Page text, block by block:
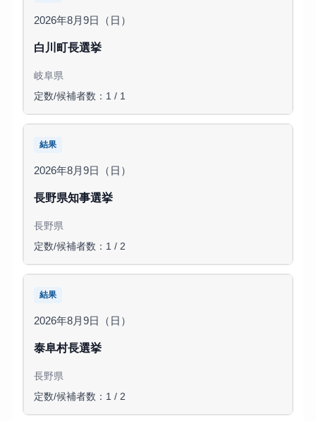
2026年8月9日（日）
白川町長選挙
岐阜県
定数/候補者数：1 / 1
結果
2026年8月9日（日）
長野県知事選挙
長野県
定数/候補者数：1 / 2
結果
2026年8月9日（日）
泰阜村長選挙
長野県
定数/候補者数：1 / 2